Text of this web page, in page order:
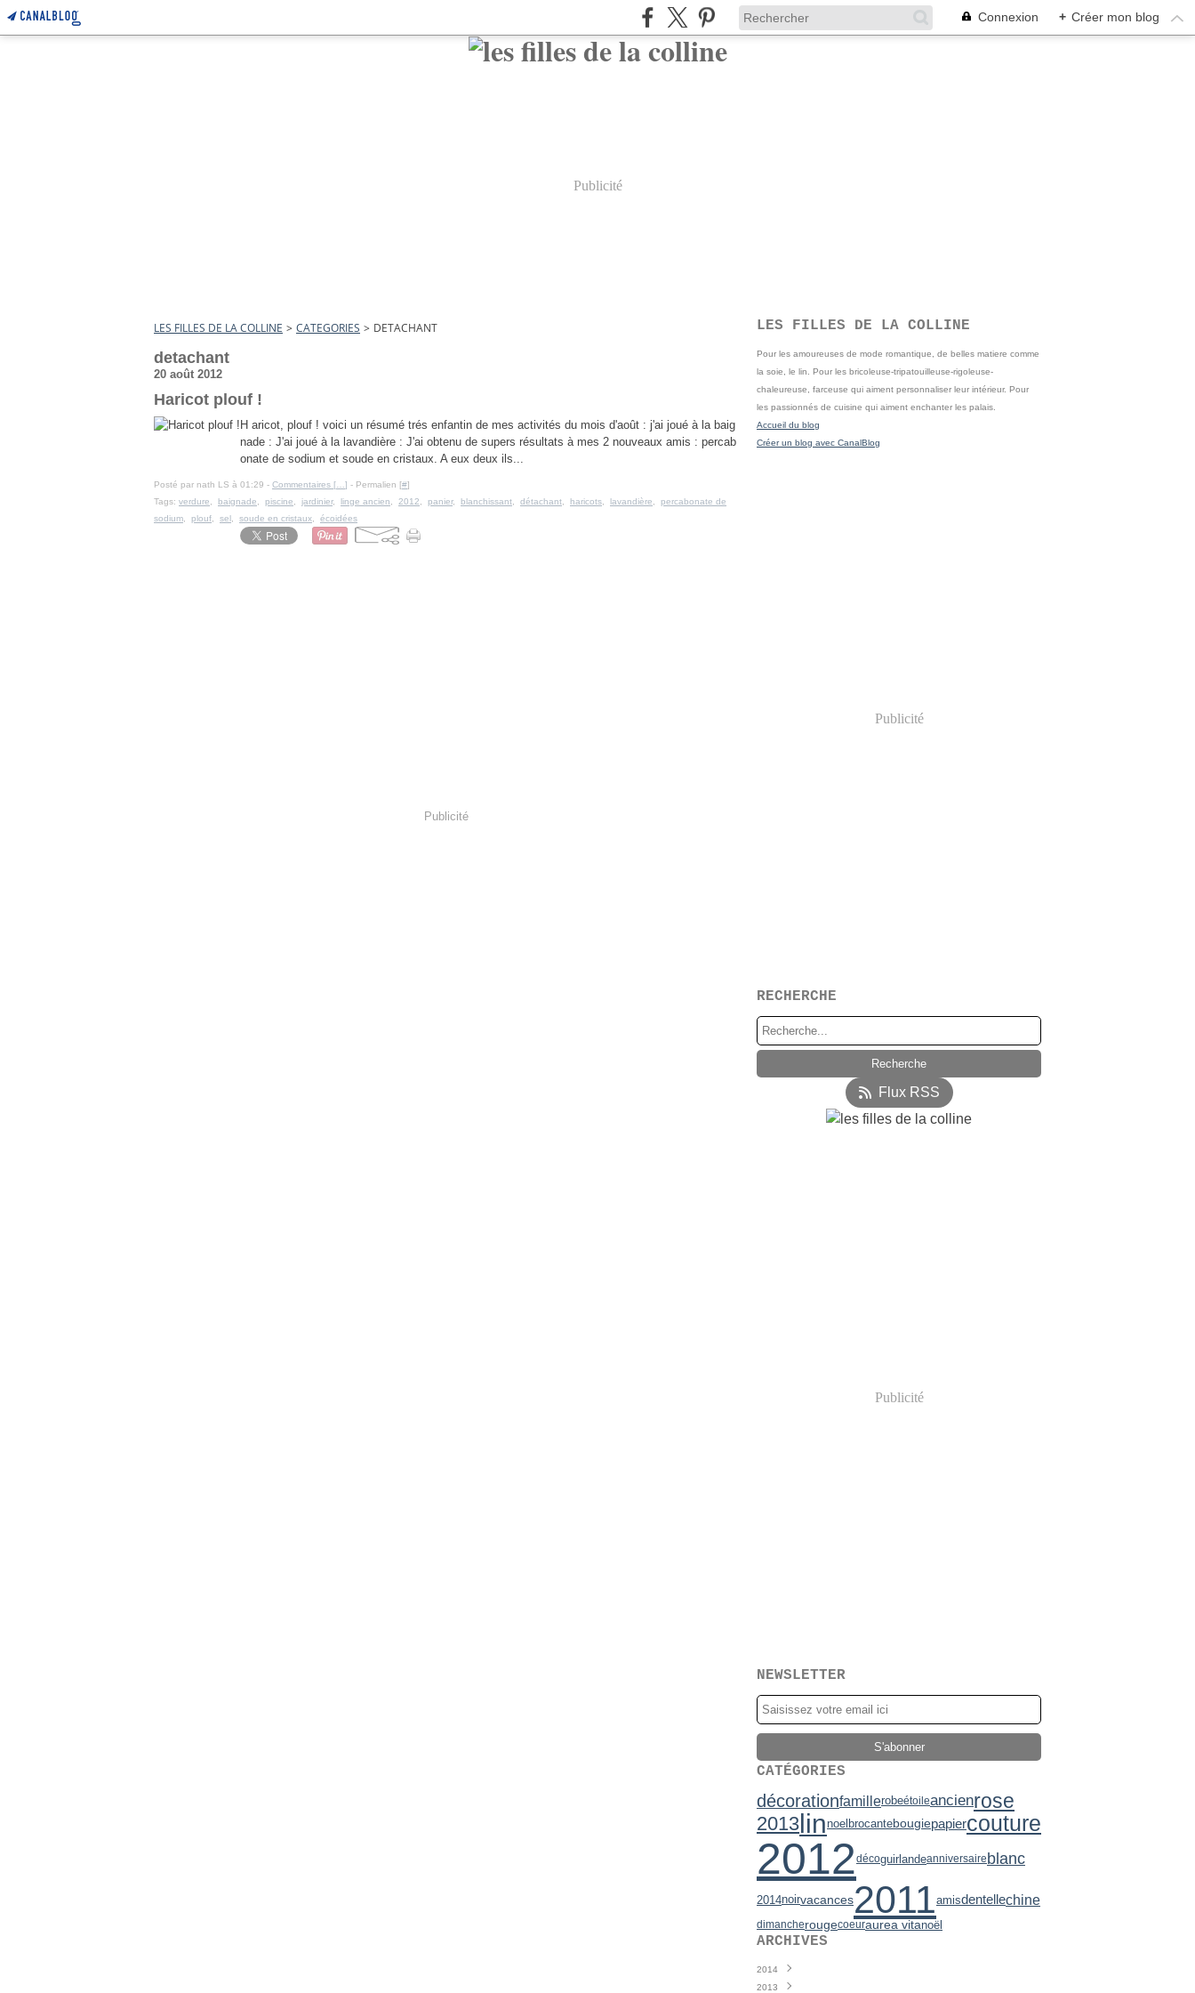
Connexion + Créer mon blog
Publicité
LES FILLES DE LA COLLINE > CATEGORIES > DETACHANT
detachant
20 août 2012
Haricot plouf !
H aricot, plouf ! voici un résumé trés enfantin de mes activités du mois d'août : j'ai joué à la baig
nade : J'ai joué à la lavandière : J'ai obtenu de supers résultats à mes 2 nouveaux amis : percab
onate de sodium et soude en cristaux. A eux deux ils...
Posté par nath LS à 01:29 - Commentaires [ ] - Permalien [#]
Tags: verdure baignade piscine jardinier, linge ancien 2012 panier, blanchissant détachant haricots lavandière
percabonate de
sodium
plouf sel soude en cristaux écoidées
Publicité
LES FILLES DE LA COLLINE
Pour les amoureuses de mode romantique, de belles matiere comme
la soie, le lin. Pour les bricoleuse-tripatouilleuse-rigoleuse-
chaleureuse, farceuse qui aiment personnaliser leur intérieur. Pour
les passionnés de cuisine qui aiment enchanter les palais.
Accueil du blog
Créer un blog avec CanalBlog
Publicité
RECHERCHE
Flux RSS
Publicité
NEWSLETTER
CATÉGORIES
décorationfamillerobeétoileancienrose
2013linnoel brocantebougiepapiercouture
2012décoguirlandeanniversaire blanc
2014noirvacances2011amisdentellechine
dimancherougecoeuraurea vitanoël
ARCHIVES
2014
Juin
2013